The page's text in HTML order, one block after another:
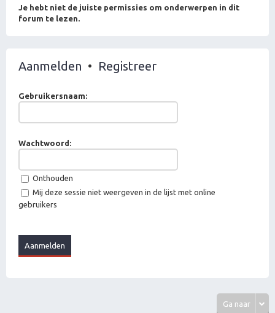
Je hebt niet de juiste permissies om onderwerpen in dit
forum te lezen.
Aanmelden • Registreer
Gebruikersnaam:
Wachtwoord:
Onthouden
Mij deze sessie niet weergeven in de lijst met online
gebruikers
Ga naar